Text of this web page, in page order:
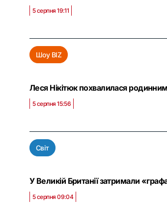
5 серпня 19:11
Шоу BIZ
Леся Нікітюк похвалилася
5 серпня 15:56
Світ
У Великій Британії затримали
5 серпня 09:04